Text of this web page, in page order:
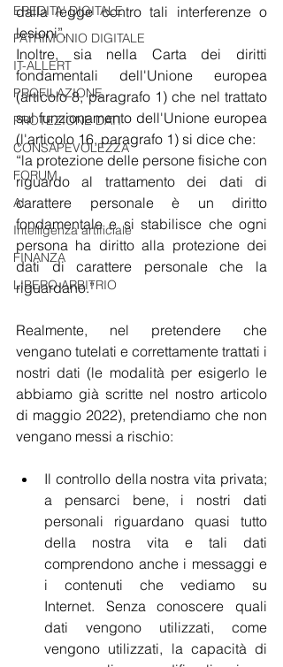
EREDITA' DIGITALE
PATRIMONIO DIGITALE
IT-ALLERT
PROFILAZIONE
PROTEZIONE DATI
CONSAPEVOLEZZA
FORUM
AI
Intelligenza artificiale
FINANZA
LIBERO ARBITRIO
dalla legge contro tali interferenze o
lesioni”.
Inoltre, sia nella Carta dei diritti
fondamentali dell'Unione europea
(articolo 8, paragrafo 1) che nel trattato
sul funzionamento dell'Unione europea
(l'articolo 16, paragrafo 1) si dice che:
“la protezione delle persone fisiche con
riguardo al trattamento dei dati di
carattere personale è un diritto
fondamentale e si stabilisce che ogni
persona ha diritto alla protezione dei
dati di carattere personale che la
riguardano.”
Realmente, nel pretendere che
vengano tutelati e correttamente trattati i
nostri dati (le modalità per esigerlo le
abbiamo già scritte nel nostro articolo
di maggio 2022), pretendiamo che non
vengano messi a rischio:
Il controllo della nostra vita privata;
a pensarci bene, i nostri dati
personali riguardano quasi tutto
della nostra vita e tali dati
comprendono anche i messaggi e
i contenuti che vediamo su
Internet. Senza conoscere quali
dati vengono utilizzati, come
vengono utilizzati, la capacità di